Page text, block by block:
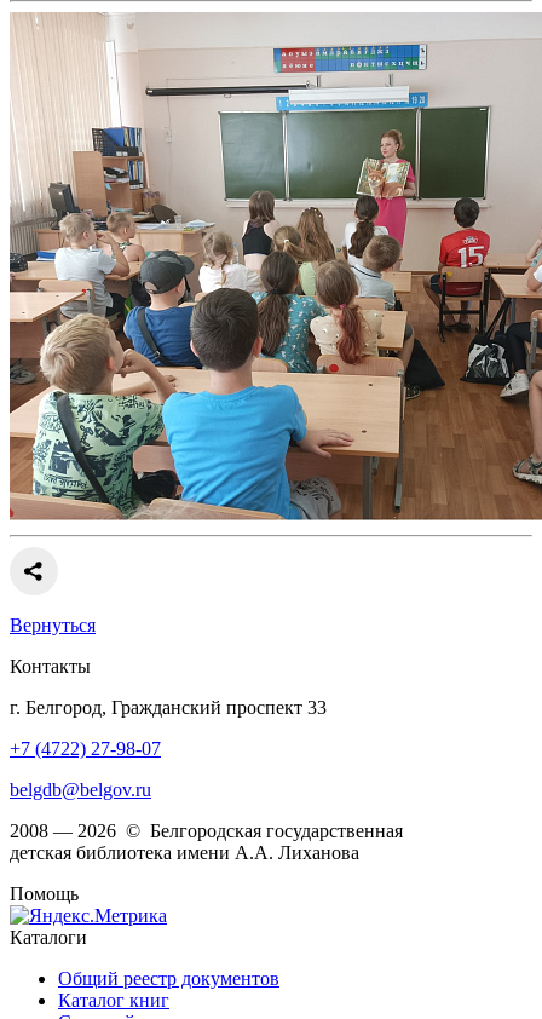
Вернуться
Контакты
г. Белгород, Гражданский проспект 33
+7 (4722) 27-98-07
belgdb@belgov.ru
2008 — 2026 © Белгородская государственная
детская библиотека имени А.А. Лиханова
Помощь
Каталоги
Общий реестр документов
Каталог книг